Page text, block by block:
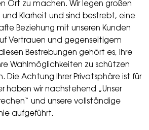
Ort zu machen. Wir legen großen
und Klarheit und sind bestrebt, eine
Beziehung mit unseren Kunden
Vertrauen und gegenseitigem
Bestrebungen gehört es, Ihre
Wahlmöglichkeiten zu schützen
Die Achtung Ihrer Privatsphäre ist für
haben wir nachstehend „Unser
und unsere vollständige
aufgeführt.